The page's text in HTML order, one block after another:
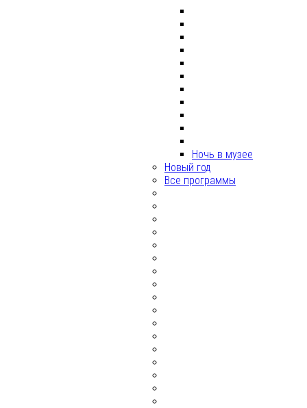
Ночь в музее
Новый год
Все программы